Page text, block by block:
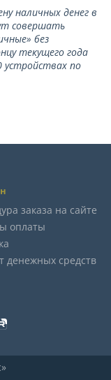
наличных денег в
совершать
без
текущего года
устройствах по
заказа на сайте
оплаты
денежных средств